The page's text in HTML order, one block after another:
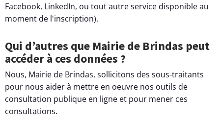
Facebook, LinkedIn, ou tout autre service disponible au
moment de l'inscription).
Qui d’autres que Mairie de Brindas peut
accéder à ces données ?
Nous, Mairie de Brindas, sollicitons des sous-traitants
pour nous aider à mettre en oeuvre nos outils de
consultation publique en ligne et pour mener ces
consultations.